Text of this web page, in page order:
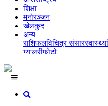
शिक्षा
मनोरञ्जन
खेलकुद
अन्य
राशिफलविचित्र संसारस्वास्थ्य
ग्यालरीफोटो